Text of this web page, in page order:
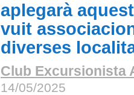
aplegarà
vuit
diverses
Club Excursionista
14/05/2025